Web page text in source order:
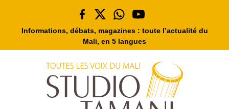
Informations, débats, magazines : toute l’actualité du
Mali, en 5 langues